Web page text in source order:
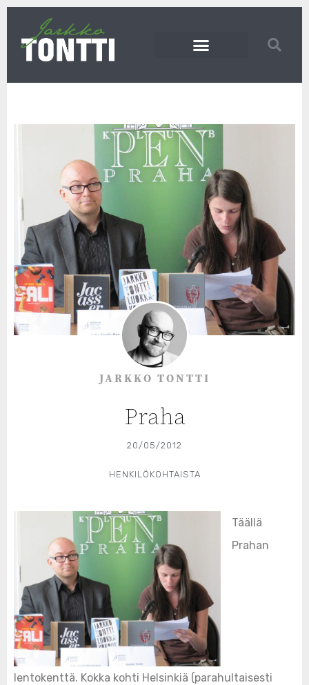
JARKKO TONTTI
Praha
20/05/2012
HENKILÖKOHTAISTA
Täällä
Prahan
lentokenttä. Kokka kohti Helsinkiä (parahultaisesti